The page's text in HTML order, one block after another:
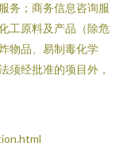
务；商务信息咨询服
工原料及产品（除危
物品、易制毒化学
须经批准的项目外，